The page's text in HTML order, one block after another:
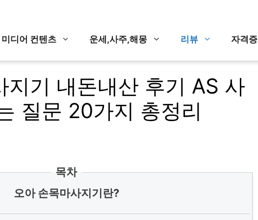
미디어 컨텐츠 운세,사주,해몽 리뷰 자격증
지기 내돈내산 후기 AS 사
질문 20가지 총정리
목차
오아 손목마사지기란?